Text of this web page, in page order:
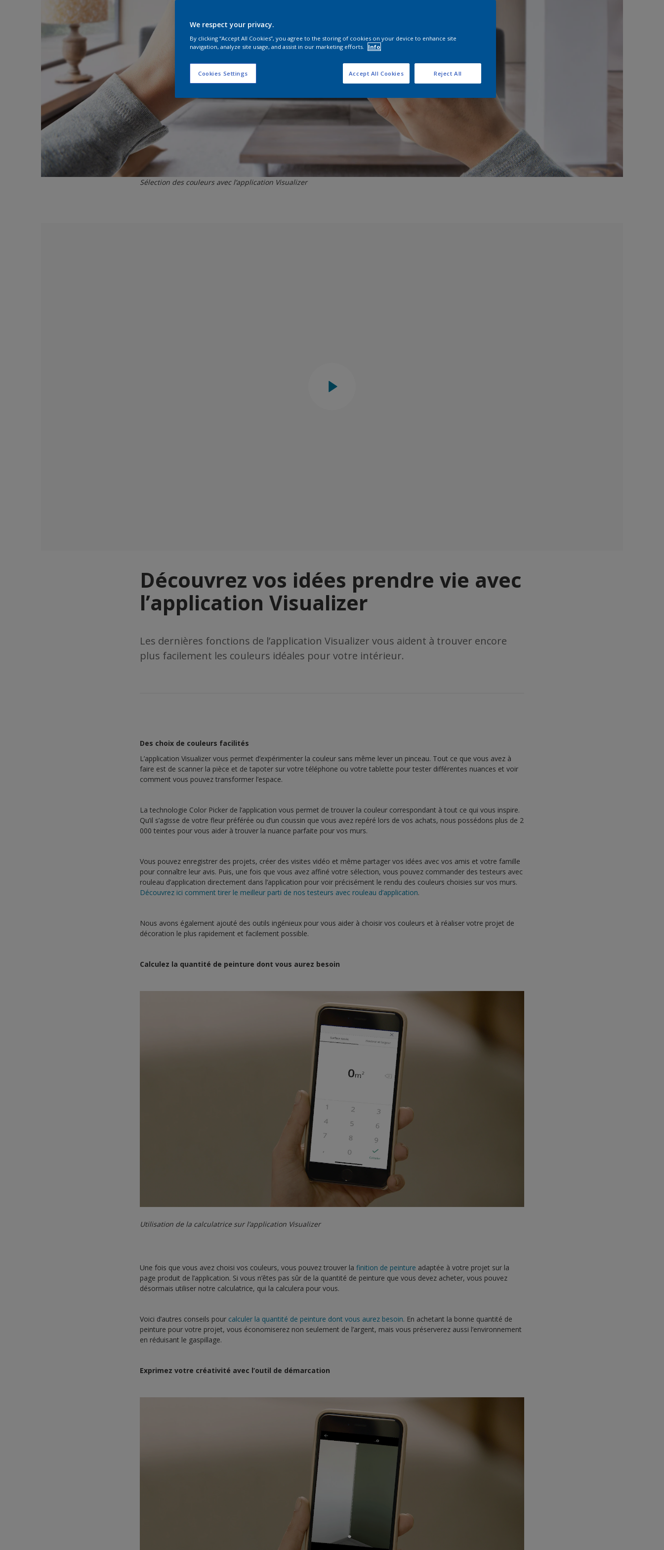
Sélection des couleurs avec l’application Visualizer
Découvrez vos idées prendre vie avec
l’application Visualizer
Les dernières fonctions de l’application Visualizer vous aident à trouver encore
plus facilement les couleurs idéales pour votre intérieur.
Des choix de couleurs facilités
L’application Visualizer vous permet d’expérimenter la couleur sans même lever un pinceau. Tout ce que vous avez à
faire est de scanner la pièce et de tapoter sur votre téléphone ou votre tablette pour tester différentes nuances et voir
comment vous pouvez transformer l’espace.
La technologie Color Picker de l’application vous permet de trouver la couleur correspondant à tout ce qui vous inspire.
Qu’il s’agisse de votre fleur préférée ou d’un coussin que vous avez repéré lors de vos achats, nous possédons plus de 2
000 teintes pour vous aider à trouver la nuance parfaite pour vos murs.
Vous pouvez enregistrer des projets, créer des visites vidéo et même partager vos idées avec vos amis et votre famille
pour connaître leur avis. Puis, une fois que vous avez affiné votre sélection, vous pouvez commander des testeurs avec
rouleau d’application directement dans l’application pour voir précisément le rendu des couleurs choisies sur vos murs.
Découvrez ici comment tirer le meilleur parti de nos testeurs avec rouleau d’application.
Nous avons également ajouté des outils ingénieux pour vous aider à choisir vos couleurs et à réaliser votre projet de
décoration le plus rapidement et facilement possible.
Calculez la quantité de peinture dont vous aurez besoin
Utilisation de la calculatrice sur l’application Visualizer
Une fois que vous avez choisi vos couleurs, vous pouvez trouver lafinition de peinture adaptée à votre projet sur la
page produit de l’application. Si vous n’êtes pas sûr de la quantité de peinture que vous devez acheter, vous pouvez
désormais utiliser notre calculatrice, qui la calculera pour vous.
Voici d’autres conseils pour calculer la quantité de peinture dont vous aurez besoin. En achetant la bonne quantité de
peinture pour votre projet, vous économiserez non seulement de l’argent, mais vous préserverez aussi l’environnement
en réduisant le gaspillage.
Exprimez votre créativité avec l’outil de démarcation
We respect your privacy.
By clicking “Accept All Cookies”, you agree to the storing of cookies on your device to enhance site
navigation, analyze site usage, and assist in our marketing efforts.
Info
Cookies Settings Reject All
Accept All Cookies